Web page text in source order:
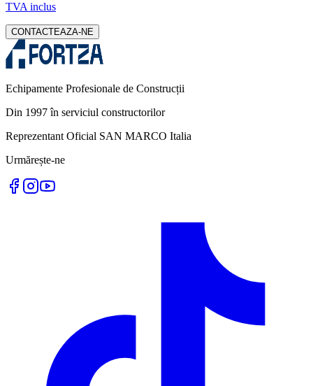
TVA inclus
CONTACTEAZA-NE
Echipamente Profesionale de Construcții
Din 1997 în serviciul constructorilor
Reprezentant Oficial SAN MARCO Italia
Urmărește-ne